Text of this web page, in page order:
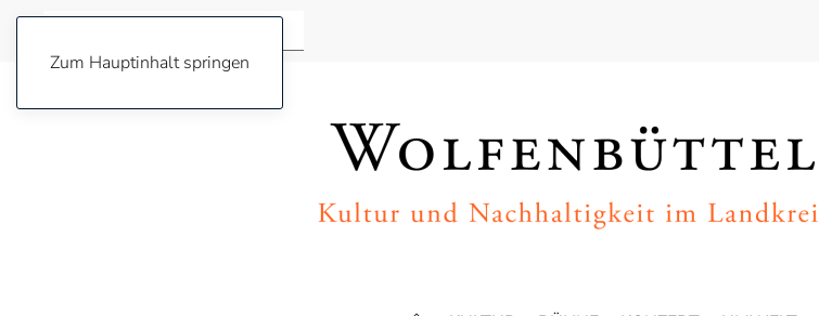
Zum Hauptinhalt springen